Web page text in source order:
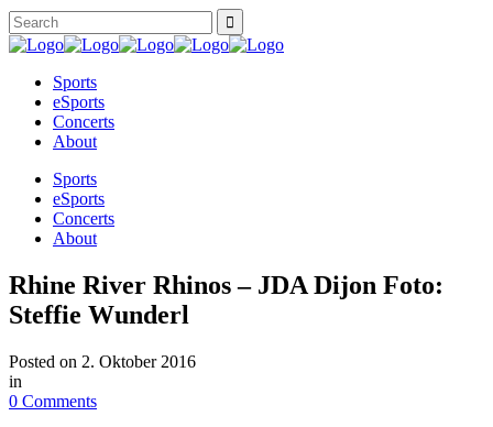
Sports
eSports
Concerts
About
Sports
eSports
Concerts
About
Rhine River Rhinos – JDA Dijon Foto:
Steffie Wunderl
Posted on 2. Oktober 2016
in
0 Comments